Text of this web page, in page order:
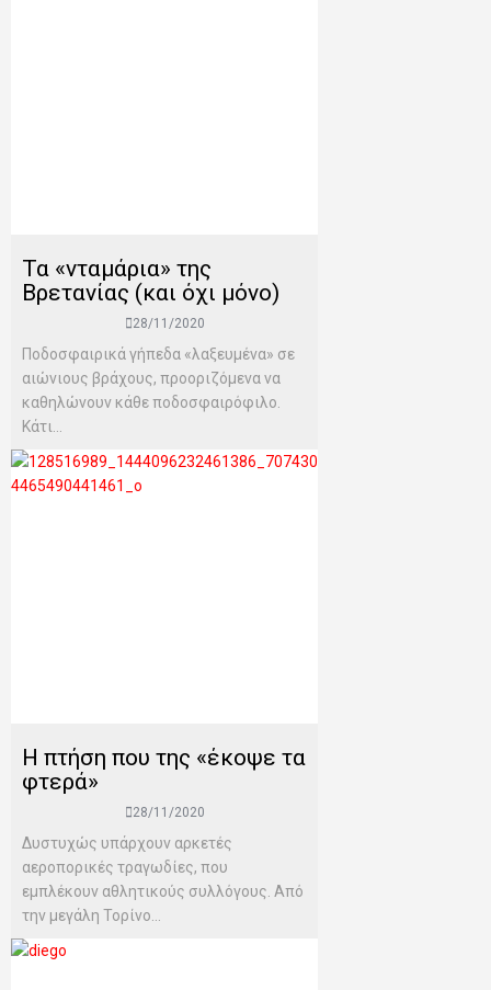
Τα «νταμάρια» της
Βρετανίας (και όχι μόνο)
28/11/2020
Ποδοσφαιρικά γήπεδα «λαξευμένα» σε
αιώνιους βράχους, προοριζόμενα να
καθηλώνουν κάθε ποδοσφαιρόφιλο.
Κάτι...
H πτήση που της «έκοψε τα
φτερά»
28/11/2020
Δυστυχώς υπάρχουν αρκετές
αεροπορικές τραγωδίες, που
εμπλέκουν αθλητικούς συλλόγους. Από
την μεγάλη Τορίνο...